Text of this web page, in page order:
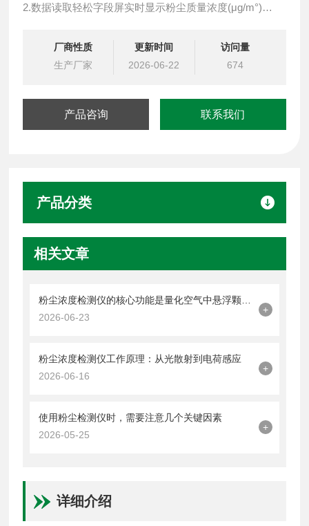
2.数据读取轻松字段屏实时显示粉尘质量浓度(μg/m°)
4.检测准确性高激光防衰减技术、高可靠抽气系统,保持精
6.红外遥控操作免开盖远距离调试设备、修改参数,操作方
厂商性质
生产厂家
更新时间
2026-06-22
访问量
674
产品咨询 联系我们
产品分类
相关文章
2026-06-23
+
粉尘浓度检测仪工作原理：从光散射到电荷感应
2026-06-16
+
使用粉尘检测仪时，需要注意几个关键因素
2026-05-25
+
详细介绍